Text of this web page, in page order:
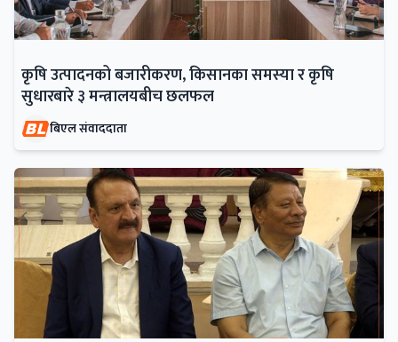
कृषि उत्पादनको बजारीकरण, किसानका समस्या र कृषि
सुधारबारे ३ मन्त्रालयबीच छलफल
बिएल संवाददाता